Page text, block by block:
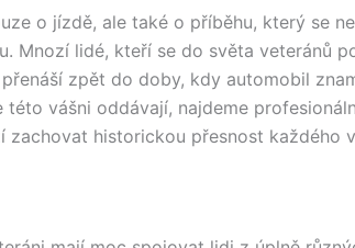
o jízdě, ale také o příběhu, který se
Mnozí lidé, kteří se do světa veteránů
zpět do doby, kdy automobil
vášni oddávají, najdeme
zachovat historickou přesnost každého